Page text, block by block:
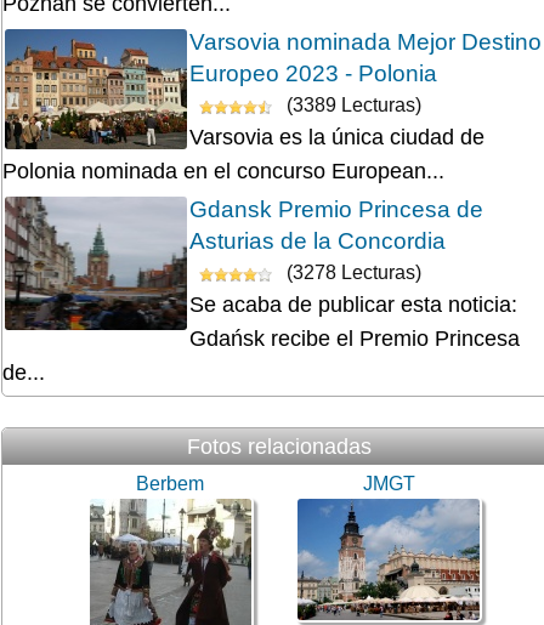
Varsovia nominada Mejor Destino
Europeo 2023 - Polonia
(3389 Lecturas)
Varsovia es la única ciudad de
Polonia nominada en el concurso European...
Gdansk Premio Princesa de
Asturias de la Concordia
(3278 Lecturas)
Se acaba de publicar esta noticia:
Gdańsk recibe el Premio Princesa
de...
Fotos relacionadas
Berbem JMGT